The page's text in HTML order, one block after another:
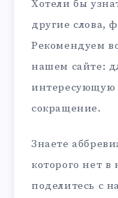
Хотели бы
другие слова,
Рекомендуем
нашем сайте:
интересующую
сокращение.
Знаете
которого нет в
поделитесь с